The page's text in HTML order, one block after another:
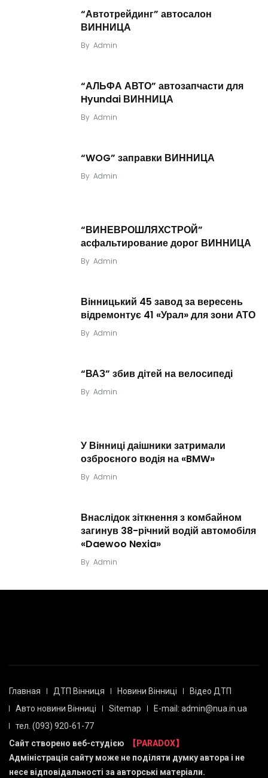
“Автотрейдинг” автосалон
ВИННИЦА
By Admin
“АЛЬФА АВТО” автозапчасти для
Hyundai ВИННИЦА
By Admin
“WOG” заправки ВИННИЦА
By Admin
“ВИНЕВРОШЛЯХСТРОЙ”
асфальтирование дорог ВИННИЦА
By Admin
Вінницький 45 завод за вересень
відремонтує 41 «Урал» для зони АТО
By Admin
“ВАЗ” збив дітей на велосипеді
By Admin
У Вінниці даішники затримали
озброєного водія на «BMW»
By Admin
Внаслідок зіткнення з комбайном
загинув 38-річний водій автомобіля
«Daewoo Nexia»
By Admin
Главная ДТП Вінниця Новини Вінниці
Відео ДТП
Авто новини Вінниці
Sitemap
E-mail: admin@nua.in.ua
тел. (093) 920-61-77
Сайт створено веб-студією
【PARADOX】
Адміністрація сайту може не поділяти думку автора і не
несе відповідальності за авторські матеріали.